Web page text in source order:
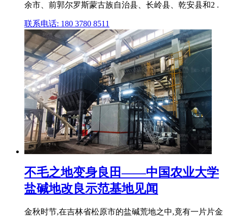
余市、前郭尔罗斯蒙古族自治县、长岭县、乾安县和2 .
联系电话: 180 3780 8511
不毛之地变身良田——中国农业大学
盐碱地改良示范基地见闻
金秋时节,在吉林省松原市的盐碱荒地之中,竟有一片片金